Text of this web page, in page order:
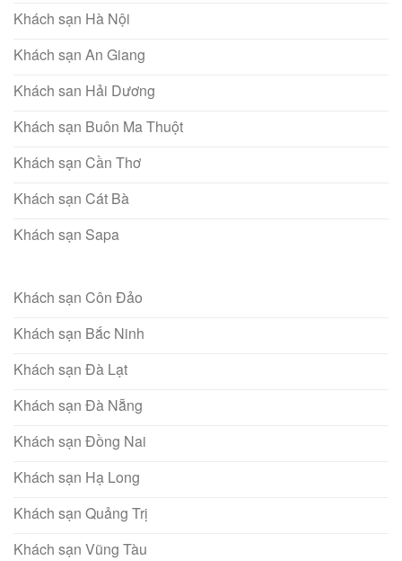
Khách sạn Hà Nội
Khách sạn An Giang
Khách san Hải Dương
Khách sạn Buôn Ma Thuột
Khách sạn Cần Thơ
Khách sạn Cát Bà
Khách sạn Sapa
Khách sạn Côn Đảo
Khách sạn Bắc Ninh
Khách sạn Đà Lạt
Khách sạn Đà Nẵng
Khách sạn Đồng Nai
Khách sạn Hạ Long
Khách sạn Quảng Trị
Khách sạn Vũng Tàu